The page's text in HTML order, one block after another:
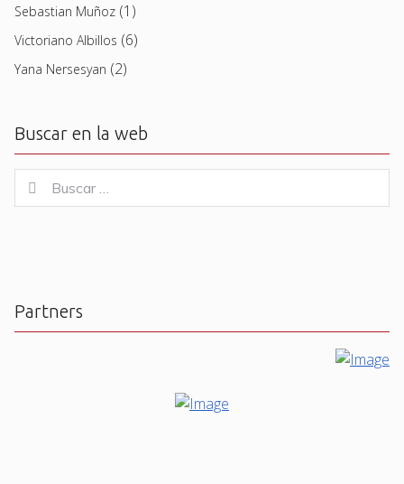
Sebastian Muñoz (1)
Victoriano Albillos (6)
Yana Nersesyan (2)
Buscar en la web
for:
Buscar
Partners